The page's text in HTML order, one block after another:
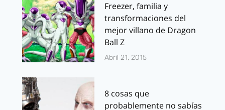
Freezer, familia y
transformaciones del
mejor villano de Dragon
Ball Z
Abril 21, 2015
8 cosas que
probablemente no sabías